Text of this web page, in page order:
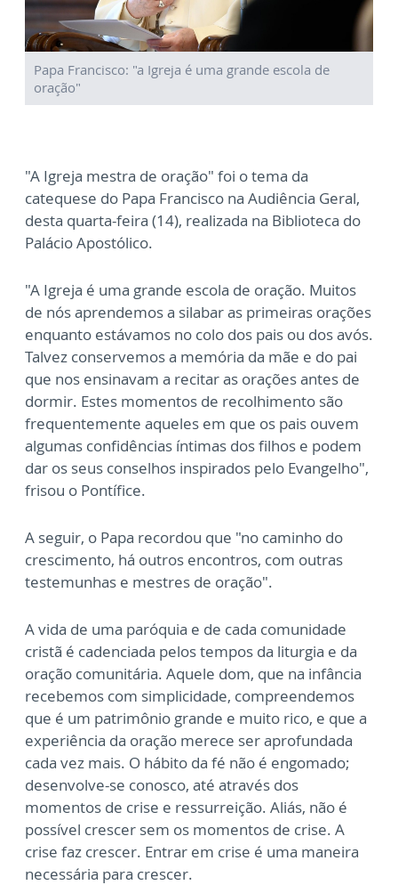
Papa Francisco: "a Igreja é uma grande escola de
oração"
"A Igreja mestra de oração" foi o tema da
catequese do Papa Francisco na Audiência Geral,
desta quarta-feira (14), realizada na Biblioteca do
Palácio Apostólico.
"A Igreja é uma grande escola de oração. Muitos
de nós aprendemos a silabar as primeiras orações
enquanto estávamos no colo dos pais ou dos avós.
Talvez conservemos a memória da mãe e do pai
que nos ensinavam a recitar as orações antes de
dormir. Estes momentos de recolhimento são
frequentemente aqueles em que os pais ouvem
algumas confidências íntimas dos filhos e podem
dar os seus conselhos inspirados pelo Evangelho",
frisou o Pontífice.
A seguir, o Papa recordou que "no caminho do
crescimento, há outros encontros, com outras
testemunhas e mestres de oração".
A vida de uma paróquia e de cada comunidade
cristã é cadenciada pelos tempos da liturgia e da
oração comunitária. Aquele dom, que na infância
recebemos com simplicidade, compreendemos
que é um patrimônio grande e muito rico, e que a
experiência da oração merece ser aprofundada
cada vez mais. O hábito da fé não é engomado;
desenvolve-se conosco, até através dos
momentos de crise e ressurreição. Aliás, não é
possível crescer sem os momentos de crise. A
crise faz crescer. Entrar em crise é uma maneira
necessária para crescer.